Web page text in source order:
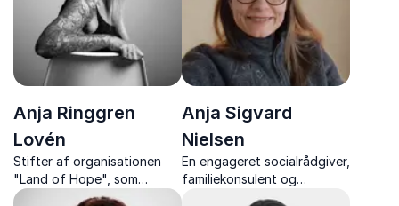
Anja Ringgren
Lovén
Stifter af organisationen
"Land of Hope", som
inspirerer med sin modige
Anja Sigvard
Nielsen
En engageret socialrådgiver,
familiekonsulent og
forfatter, der med